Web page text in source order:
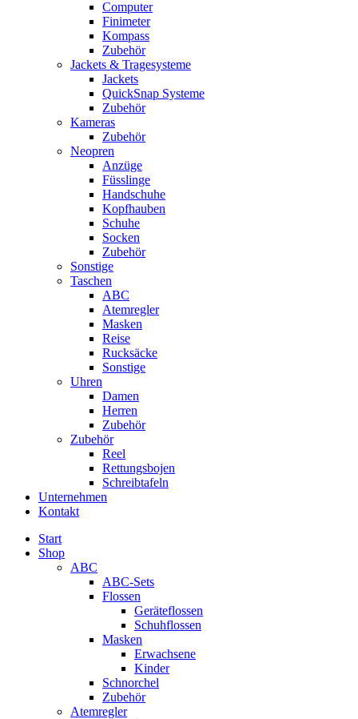
Computer
Finimeter
Kompass
Zubehör
Jackets & Tragesysteme
Jackets
QuickSnap Systeme
Zubehör
Kameras
Zubehör
Neopren
Anzüge
Füsslinge
Handschuhe
Kopfhauben
Schuhe
Socken
Zubehör
Sonstige
Taschen
ABC
Atemregler
Masken
Reise
Rucksäcke
Sonstige
Uhren
Damen
Herren
Zubehör
Zubehör
Reel
Rettungsbojen
Schreibtafeln
Unternehmen
Kontakt
Start
Shop
ABC
ABC-Sets
Flossen
Geräteflossen
Schuhflossen
Masken
Erwachsene
Kinder
Schnorchel
Zubehör
Atemregler